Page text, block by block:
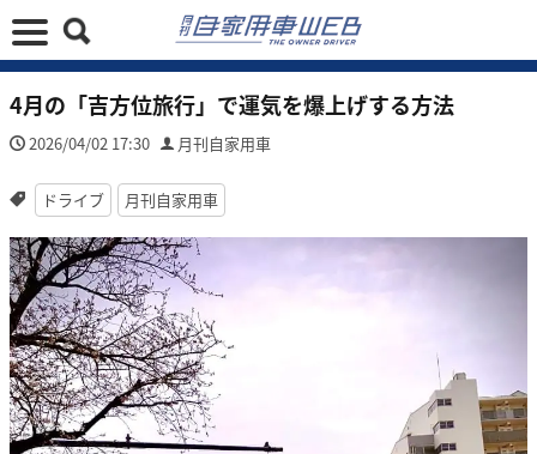
4月の「吉方位旅行」で運気を爆上げする方法
2026/04/02 17:30 月刊自家用車
ドライブ 月刊自家用車